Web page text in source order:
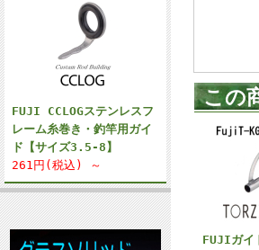
FUJI CCLOGステンレスフ
レーム糸巻き・釣竿用ガイ
ド【サイズ3.5-8】
261円(税込) ～
この
FUJIガイ